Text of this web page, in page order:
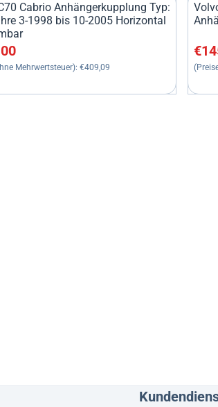
Cabrio Anhängerkupplung Typ:
3-1998 bis 10-2005 Horizontal
ohne MwSt.: 409,09
Mehrwertsteuer): €409,09